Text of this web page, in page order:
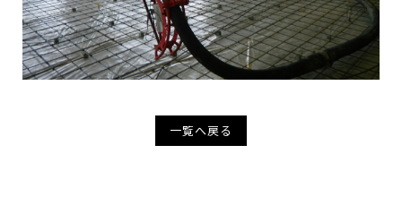
一覧へ戻る